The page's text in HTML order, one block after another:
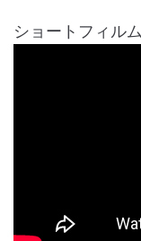
ショートフィルム